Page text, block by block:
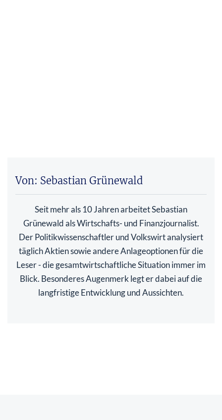
Von: Sebastian Grünewald
Seit mehr als 10 Jahren arbeitet Sebastian
Grünewald als Wirtschafts- und Finanzjournalist.
Der Politikwissenschaftler und Volkswirt analysiert
täglich Aktien sowie andere Anlageoptionen für die
Leser - die gesamtwirtschaftliche Situation immer im
Blick. Besonderes Augenmerk legt er dabei auf die
langfristige Entwicklung und Aussichten.